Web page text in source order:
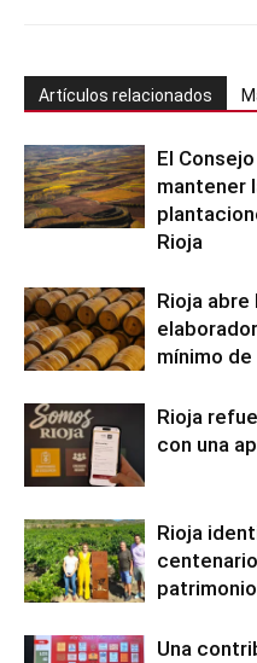
Artículos relacionados
El
mantener
Rioja
Rioja abre
mínimo
Rioja
con una
Rioja
Una